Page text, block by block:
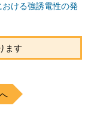
ける強誘電性の発
ます